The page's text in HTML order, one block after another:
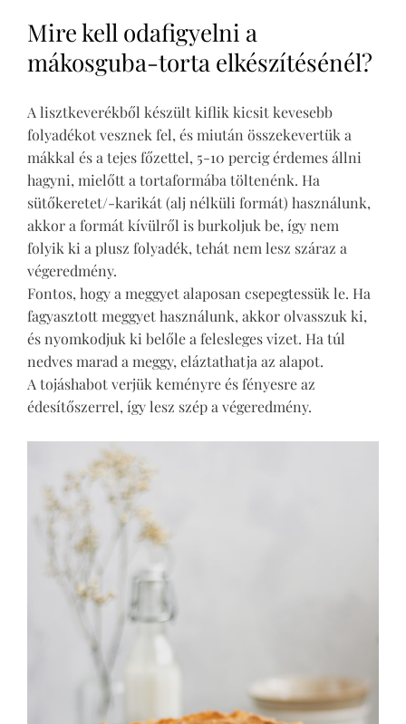
Mire kell odafigyelni a
mákosguba-torta elkészítésénél?
A lisztkeverékből készült kiflik kicsit kevesebb
folyadékot vesznek fel, és miután összekevertük a
mákkal és a tejes főzettel, 5-10 percig érdemes állni
hagyni, mielőtt a tortaformába töltenénk. Ha
sütőkeretet/-karikát (alj nélküli formát) használunk,
akkor a formát kívülről is burkoljuk be, így nem
folyik ki a plusz folyadék, tehát nem lesz száraz a
végeredmény.
Fontos, hogy a meggyet alaposan csepegtessük le. Ha
fagyasztott meggyet használunk, akkor olvasszuk ki,
és nyomkodjuk ki belőle a felesleges vizet. Ha túl
nedves marad a meggy, eláztathatja az alapot.
A tojáshabot verjük keményre és fényesre az
édesítőszerrel, így lesz szép a végeredmény.